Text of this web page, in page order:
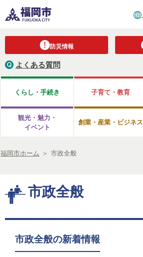
防災情報
よくある質問
くらし・手続き 子育て・教育
観光・魅力・
イベント
創業・産業・ビジネス
福岡市ホーム ＞ 市政全般
市政全般
市政全般の新着情報